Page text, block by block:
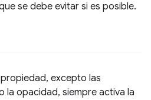
se debe evitar si es posible.
excepto las
la opacidad, siempre activa la